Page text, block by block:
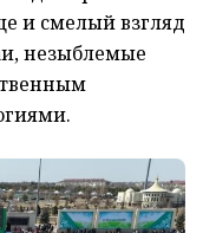
и смелый взгляд
незыблемые